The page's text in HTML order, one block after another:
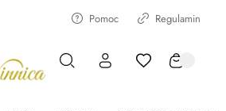
Pomoc Regulamin